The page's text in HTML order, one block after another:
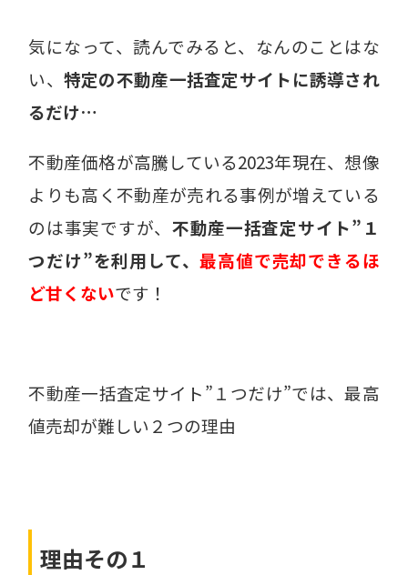
気になって、読んでみると、なんのことはな
い、 特定の不動産一括査定サイトに誘導され
るだけ…
不動産価格が高騰している2023年現在、想像
よりも高く不動産が売れる事例が増えている
のは事実ですが、 不動産一括査定サイト”１
つだけ”を利用して、最高値で売却できるほ
ど甘くないです！
不動産一括査定サイト”１つだけ”では、最高
値売却が難しい２つの理由
理由その１